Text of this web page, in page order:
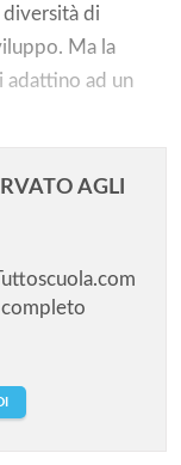
diversità di
Ma la
adattino ad un
AGLI
completo